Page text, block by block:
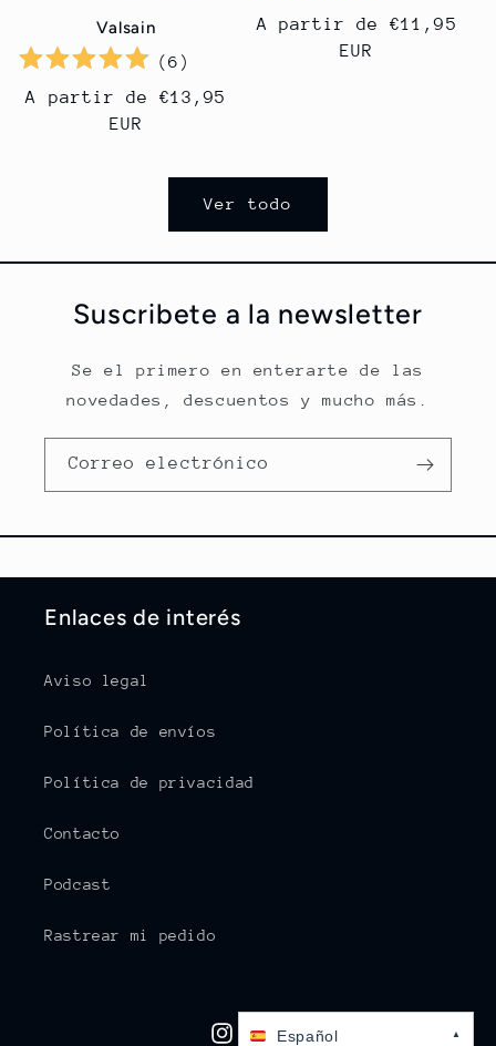
Valsain
(6 )
Precio
A partir de €13,95
EUR
Precio
A partir de €11,95
EUR
Ver todo
Suscribete a la newsletter
Se el primero en enterarte de las
novedades, descuentos y mucho más.
Correo electrónico
Enlaces de interés
Aviso legal
Política de envíos
Política de privacidad
Contacto
Podcast
Rastrear mi pedido
▲
Español